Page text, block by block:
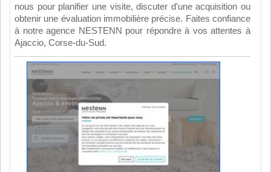
nous pour planifier une visite, discuter d'une acquisition ou
obtenir une évaluation immobilière précise. Faites confiance
à notre agence NESTENN pour répondre à vos attentes à
Ajaccio, Corse-du-Sud.